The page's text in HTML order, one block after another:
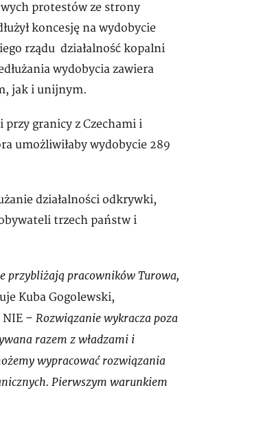
protestów ze strony
koncesję na wydobycie
rządu działalność kopalni
wydobycia zawiera
jak i unijnym.
granicy z Czechami i
umożliwiłaby wydobycie 289
działalności odkrywki,
trzech państw i
przybliżają pracowników Turowa,
Kuba Gogolewski,
– Rozwiązanie wykracza poza
razem z władzami i
wypracować rozwiązania
Pierwszym warunkiem